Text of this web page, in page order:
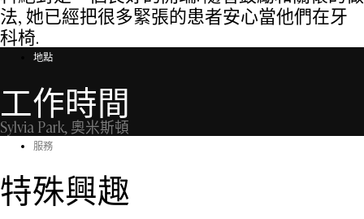
法, 她已經把很多緊張的患者安心當他們在牙
科椅.
地點
工作時間
Sylvia Park, 奧米斯頓
服務
特殊興趣